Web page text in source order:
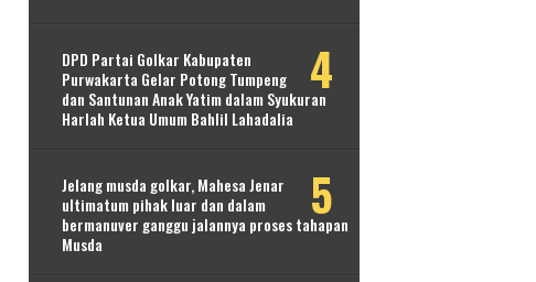
DPD Partai Golkar Kabupaten
Purwakarta Gelar Potong Tumpeng
dan Santunan Anak Yatim dalam Syukuran
Harlah Ketua Umum Bahlil Lahadalia
Jelang musda golkar, Mahesa Jenar
ultimatum pihak luar dan dalam
bermanuver ganggu jalannya proses tahapan
Musda